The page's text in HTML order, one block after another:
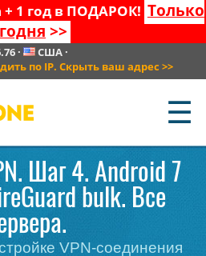
+ 1 год в ПОДАРОК! Только
>>
· США·
по IP. Скрыть ваш адрес >>
☰
Шаг 4. Android 7
bulk. Все
VPN-соединения